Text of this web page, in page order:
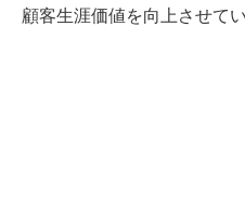
顧客生涯価値を向上させて